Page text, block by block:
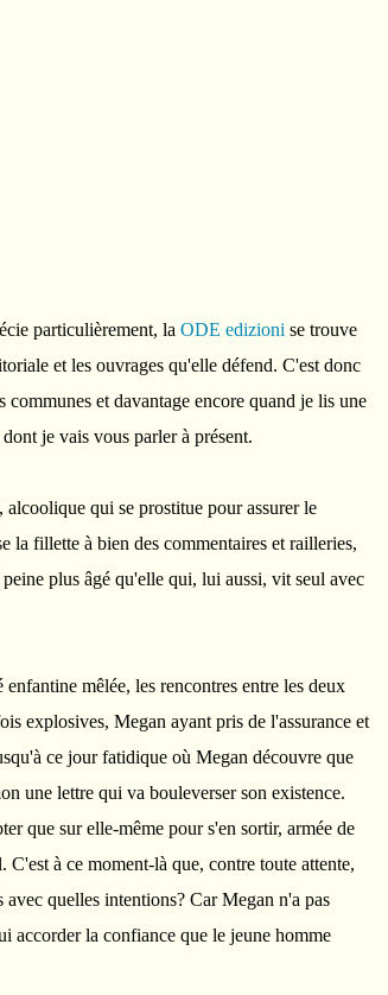
particulièrement, la ODE edizioni se trouve
et les ouvrages qu'elle défend. C'est donc
et davantage encore quand je lis une
je vais vous parler à présent.
qui se prostitue pour assurer le
la fillette à bien des commentaires et railleries,
plus âgé qu'elle qui, lui aussi, vit seul avec
mêlée, les rencontres entre les deux
explosives, Megan ayant pris de l'assurance et
ce jour fatidique où Megan découvre que
une lettre qui va bouleverser son existence.
que sur elle-même pour s'en sortir, armée de
à ce moment-là que, contre toute attente,
quelles intentions? Car Megan n'a pas
accorder la confiance que le jeune homme